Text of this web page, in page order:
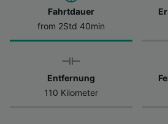
Fahrtdauer
from 2Std 40min
Entfernung
110 Kilometer
Datenschutzrichtlinie. Diese
werden unseren Partnern
haben keinen Einfluss auf
Daten werden nicht für
verwendet, wenn Sie uns
Surfverhalten nicht zu